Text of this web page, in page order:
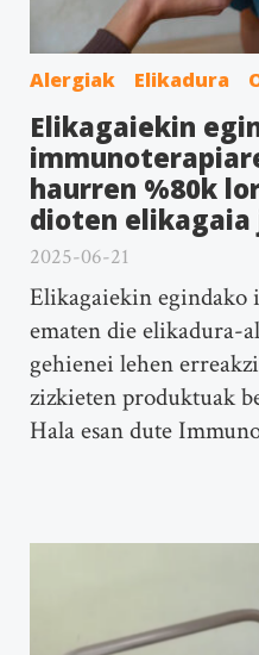
Alergiak Elikadura
Elikagaiekin
haurren %80k
dioten elikagaia
2025-06-21
Elikagaiekin egindako
ematen die elikadura-
gehienei lehen
zizkieten produktuak
Hala esan dute